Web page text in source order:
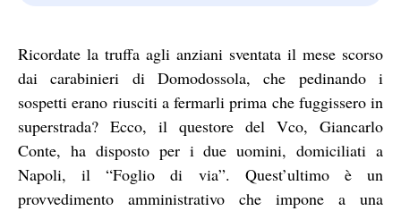
Ricordate la truffa agli anziani sventata il mese scorso
dai carabinieri di Domodossola, che pedinando i
sospetti erano riusciti a fermarli prima che fuggissero in
superstrada? Ecco, il questore del Vco, Giancarlo
Conte, ha disposto per i due uomini, domiciliati a
Napoli, il “Foglio di via”. Quest’ultimo è un
provvedimento amministrativo che impone a una